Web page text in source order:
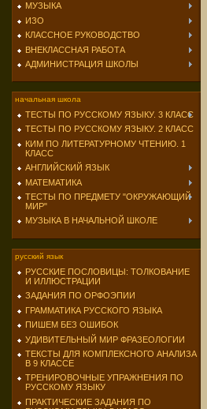
МУЗЫКА
ИЗО
КЛАССНОЕ РУКОВОДСТВО
ВНЕКЛАССНАЯ РАБОТА
АДМИНИСТРАЦИЯ ШКОЛЫ
начальная школа
ТЕСТЫ ПО РУССКОМУ ЯЗЫКУ. 3 КЛАСС
ТЕСТЫ ПО РУССКОМУ ЯЗЫКУ. 2 КЛАСС
КИМ ПО ЛИТЕРАТУРНОМУ ЧТЕНИЮ. 1
КЛАСС
АНГЛИЙСКИЙ ЯЗЫК
МАТЕМАТИКА
ТЕСТЫ ПО ПРЕДМЕТУ "ОКРУЖАЮЩИЙ
МИР"
МУЗЫКА В НАЧАЛЬНОЙ ШКОЛЕ
русский язык
РУССКИЕ ПОСЛОВИЦЫ: ТОЛКОВАНИЕ
И ИЛЛЮСТРАЦИИ
ЗАДАНИЯ ПО ОРФОЭПИИ
ГРАММАТИКА РУССКОГО ЯЗЫКА
ПИШЕМ БЕЗ ОШИБОК
УДИВИТЕЛЬНЫЙ МИР ФРАЗЕОЛОГИИ
ТЕКСТЫ ДЛЯ КОМПЛЕКСНОГО АНАЛИЗА
В 9 КЛАССЕ
ТРЕНИРОВОЧНЫЕ УПРАЖНЕНИЯ ПО
РУССКОМУ ЯЗЫКУ
ПРАКТИЧЕСКИЕ ЗАДАНИЯ ПО